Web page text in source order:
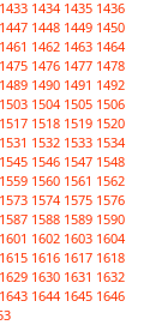
1433 1434 1435 1436
1447 1448 1449 1450
1461 1462 1463 1464
1475 1476 1477 1478
1489 1490 1491 1492
1503 1504 1505 1506
1517 1518 1519 1520
1531 1532 1533 1534
1545 1546 1547 1548
1559 1560 1561 1562
1573 1574 1575 1576
1587 1588 1589 1590
1601 1602 1603 1604
1615 1616 1617 1618
1629 1630 1631 1632
1643 1644 1645 1646